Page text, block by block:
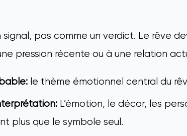
signal, pas comme un verdict. Le rêve
pression récente ou à une relation
le thème émotionnel central du
L’émotion, le décor, les
plus que le symbole seul.